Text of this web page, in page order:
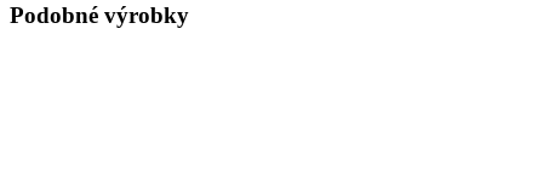
Podobné výrobky